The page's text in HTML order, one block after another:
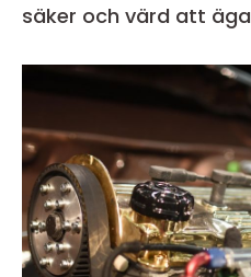
säker och värd att äga